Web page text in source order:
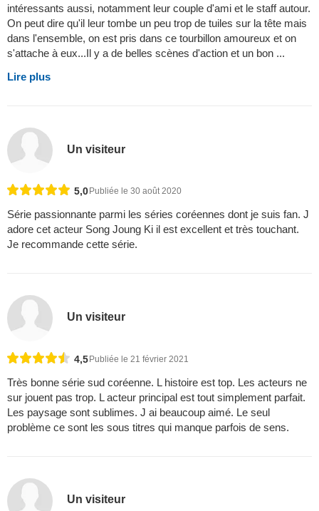
intéressants aussi, notamment leur couple d'ami et le staff autour.
On peut dire qu'il leur tombe un peu trop de tuiles sur la tête mais
dans l'ensemble, on est pris dans ce tourbillon amoureux et on
s'attache à eux...Il y a de belles scènes d'action et un bon ...
Lire plus
Un visiteur
5,0 Publiée le 30 août 2020
Série passionnante parmi les séries coréennes dont je suis fan. J
adore cet acteur Song Joung Ki il est excellent et très touchant.
Je recommande cette série.
Un visiteur
4,5Publiée le 21 février 2021
Très bonne série sud coréenne. L histoire est top. Les acteurs ne
sur jouent pas trop. L acteur principal est tout simplement parfait.
Les paysage sont sublimes. J ai beaucoup aimé. Le seul
problème ce sont les sous titres qui manque parfois de sens.
Un visiteur